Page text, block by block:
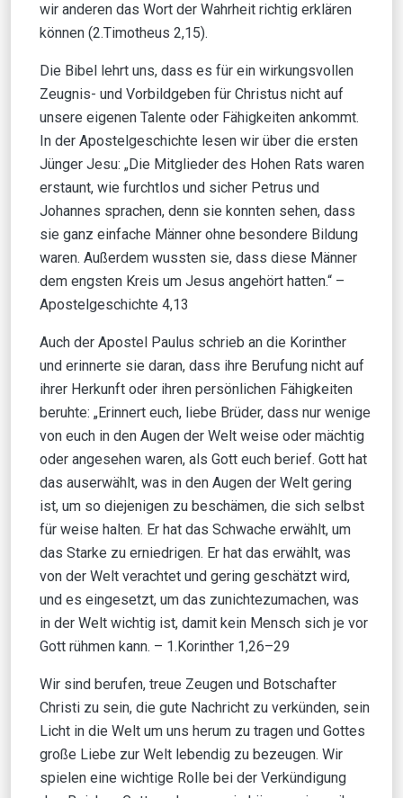
wir anderen das Wort der Wahrheit richtig erklären
können (2.Timotheus 2,15).
Die Bibel lehrt uns, dass es für ein wirkungsvollen
Zeugnis- und Vorbildgeben für Christus nicht auf
unsere eigenen Talente oder Fähigkeiten ankommt.
In der Apostelgeschichte lesen wir über die ersten
Jünger Jesu: „Die Mitglieder des Hohen Rats waren
erstaunt, wie furchtlos und sicher Petrus und
Johannes sprachen, denn sie konnten sehen, dass
sie ganz einfache Männer ohne besondere Bildung
waren. Außerdem wussten sie, dass diese Männer
dem engsten Kreis um Jesus angehört hatten.“ –
Apostelgeschichte 4,13
Auch der Apostel Paulus schrieb an die Korinther
und erinnerte sie daran, dass ihre Berufung nicht auf
ihrer Herkunft oder ihren persönlichen Fähigkeiten
beruhte: „Erinnert euch, liebe Brüder, dass nur wenige
von euch in den Augen der Welt weise oder mächtig
oder angesehen waren, als Gott euch berief. Gott hat
das auserwählt, was in den Augen der Welt gering
ist, um so diejenigen zu beschämen, die sich selbst
für weise halten. Er hat das Schwache erwählt, um
das Starke zu erniedrigen. Er hat das erwählt, was
von der Welt verachtet und gering geschätzt wird,
und es eingesetzt, um das zunichtezumachen, was
in der Welt wichtig ist, damit kein Mensch sich je vor
Gott rühmen kann. – 1.Korinther 1,26–29
Wir sind berufen, treue Zeugen und Botschafter
Christi zu sein, die gute Nachricht zu verkünden, sein
Licht in die Welt um uns herum zu tragen und Gottes
große Liebe zur Welt lebendig zu bezeugen. Wir
spielen eine wichtige Rolle bei der Verkündigung